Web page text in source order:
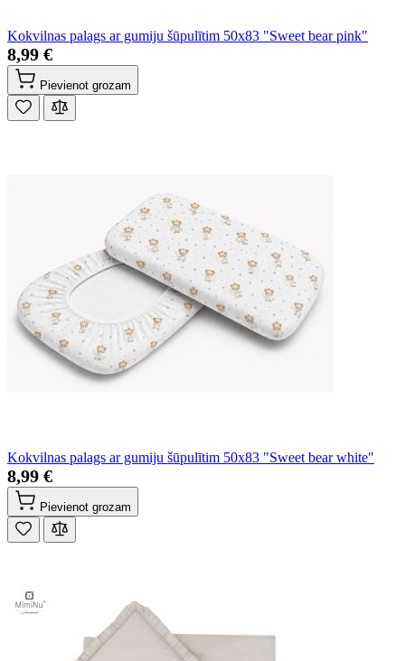
Kokvilnas palags ar gumiju šūpulītim 50x83 "Sweet bear pink"
8,99 €
Pievienot grozam
Kokvilnas palags ar gumiju šūpulītim 50x83 "Sweet bear white"
8,99 €
Pievienot grozam